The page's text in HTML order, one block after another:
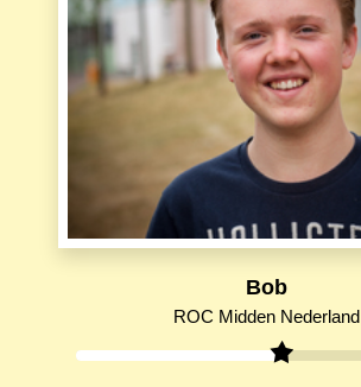
Bob
ROC Midden Nederland